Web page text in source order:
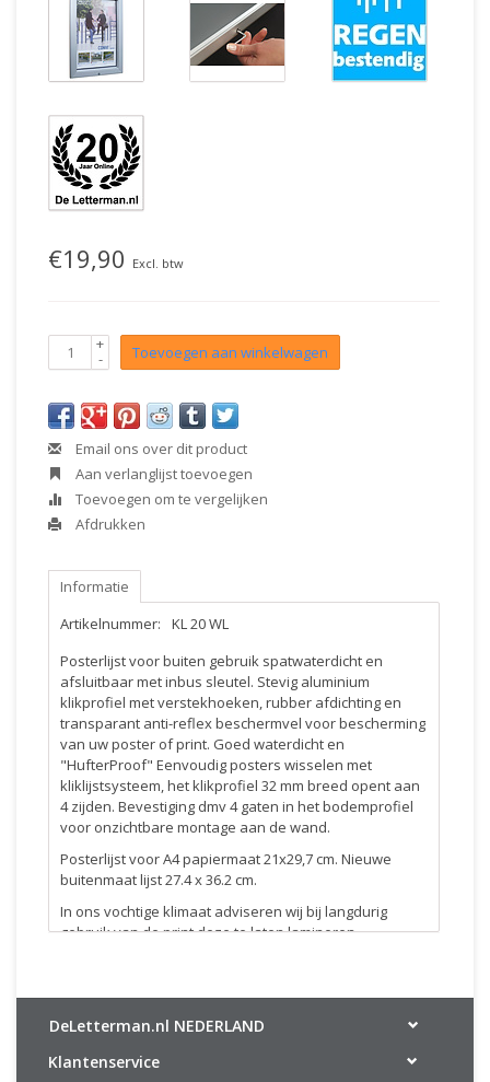
€19,90 Excl. btw
+
- Toevoegen aan winkelwagen
Email ons over dit product
Aan verlanglijst toevoegen
Toevoegen om te vergelijken
Afdrukken
Informatie
Artikelnummer:
KL 20 WL
Posterlijst voor buiten gebruik spatwaterdicht en
afsluitbaar met inbus sleutel. Stevig aluminium
klikprofiel met verstekhoeken, rubber afdichting en
transparant anti-reflex beschermvel voor bescherming
van uw poster of print. Goed waterdicht en
"HufterProof" Eenvoudig posters wisselen met
kliklijstsysteem, het klikprofiel 32 mm breed opent aan
4 zijden. Bevestiging dmv 4 gaten in het bodemprofiel
voor onzichtbare montage aan de wand.
Posterlijst voor A4 papiermaat 21x29,7 cm. Nieuwe
buitenmaat lijst 27.4 x 36.2 cm.
In ons vochtige klimaat adviseren wij bij langdurig
gebruik van de print deze te laten lamineren.
DeLetterman.nl NEDERLAND
Klantenservice